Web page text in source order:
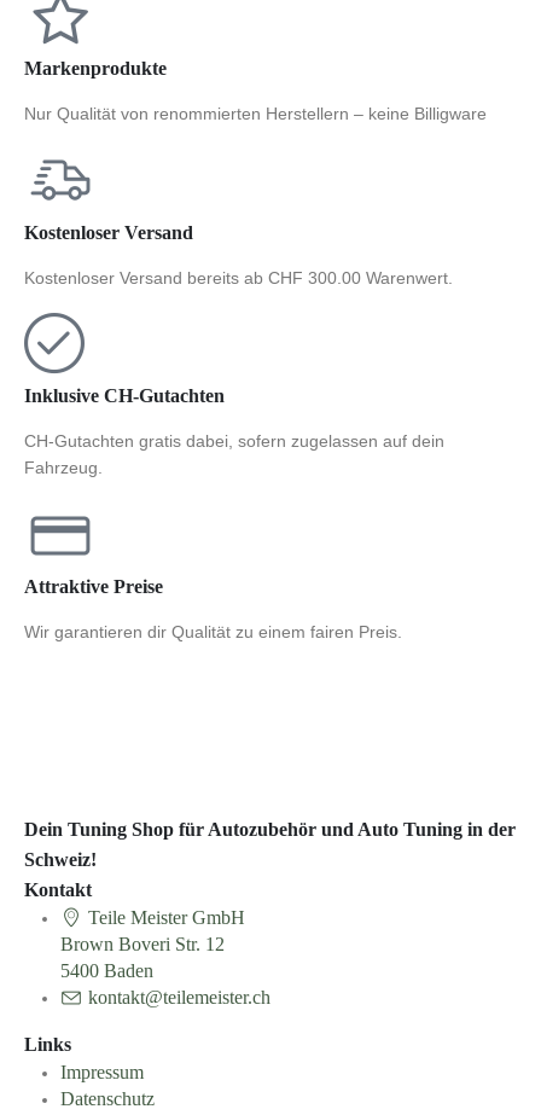
Markenprodukte
Nur Qualität von renommierten Herstellern – keine Billigware
Kostenloser Versand
Kostenloser Versand bereits ab CHF 300.00 Warenwert.
Inklusive CH-Gutachten
CH-Gutachten gratis dabei, sofern zugelassen auf dein
Fahrzeug.
Attraktive Preise
Wir garantieren dir Qualität zu einem fairen Preis.
Dein Tuning Shop für Autozubehör und Auto Tuning in der
Schweiz!
Kontakt
Teile Meister GmbH
Brown Boveri Str. 12
5400 Baden
kontakt@teilemeister.ch
Links
Impressum
Datenschutz